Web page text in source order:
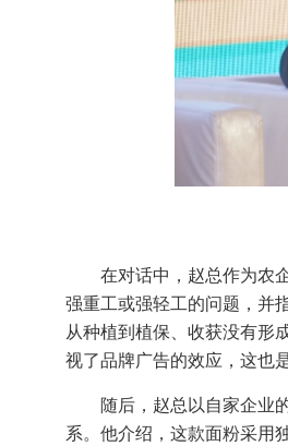
在对话中，赵总作为农
强重工或强轻工的问题，并
从种植到植保、收获没有形
视了品牌广告的效应，这也
随后，赵总以自家企业
系。他介绍，这款面粉采用